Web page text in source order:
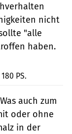
nicht
"alle
haben.
PS.
auch zum
oder ohne
in der